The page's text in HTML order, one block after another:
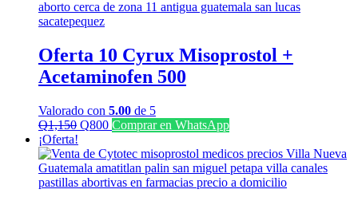
Oferta 10 Cyrux Misoprostol +
Acetaminofen 500
Valorado con 5.00 de 5
Q1,150 El
original
era:
Q1,150.
Q800El
actual
es:
Q800.
Comprar en WhatsApp
¡Oferta!